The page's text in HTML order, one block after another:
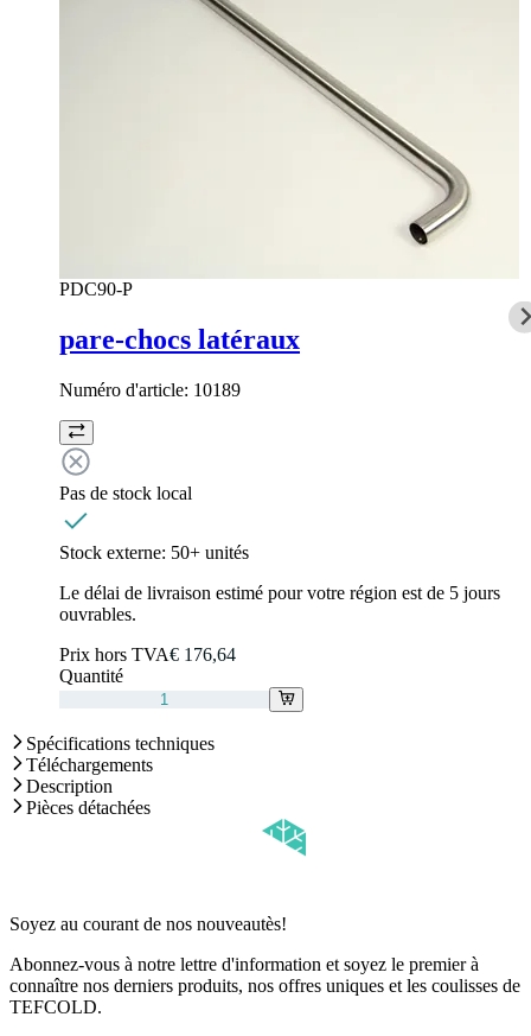
PDC90-P
pare-chocs latéraux
Numéro d'article: 10189
Pas de stock local
Stock externe: 50+ unités
Le délai de livraison estimé pour votre région est de 5 jours
ouvrables.
Prix hors TVA€ 176,64
Quantité
Spécifications techniques
Téléchargements
Description
Pièces détachées
Soyez au courant de nos nouveautès!
Abonnez-vous à notre lettre d'information et soyez le premier à
connaître nos derniers produits, nos offres uniques et les coulisses de
TEFCOLD.